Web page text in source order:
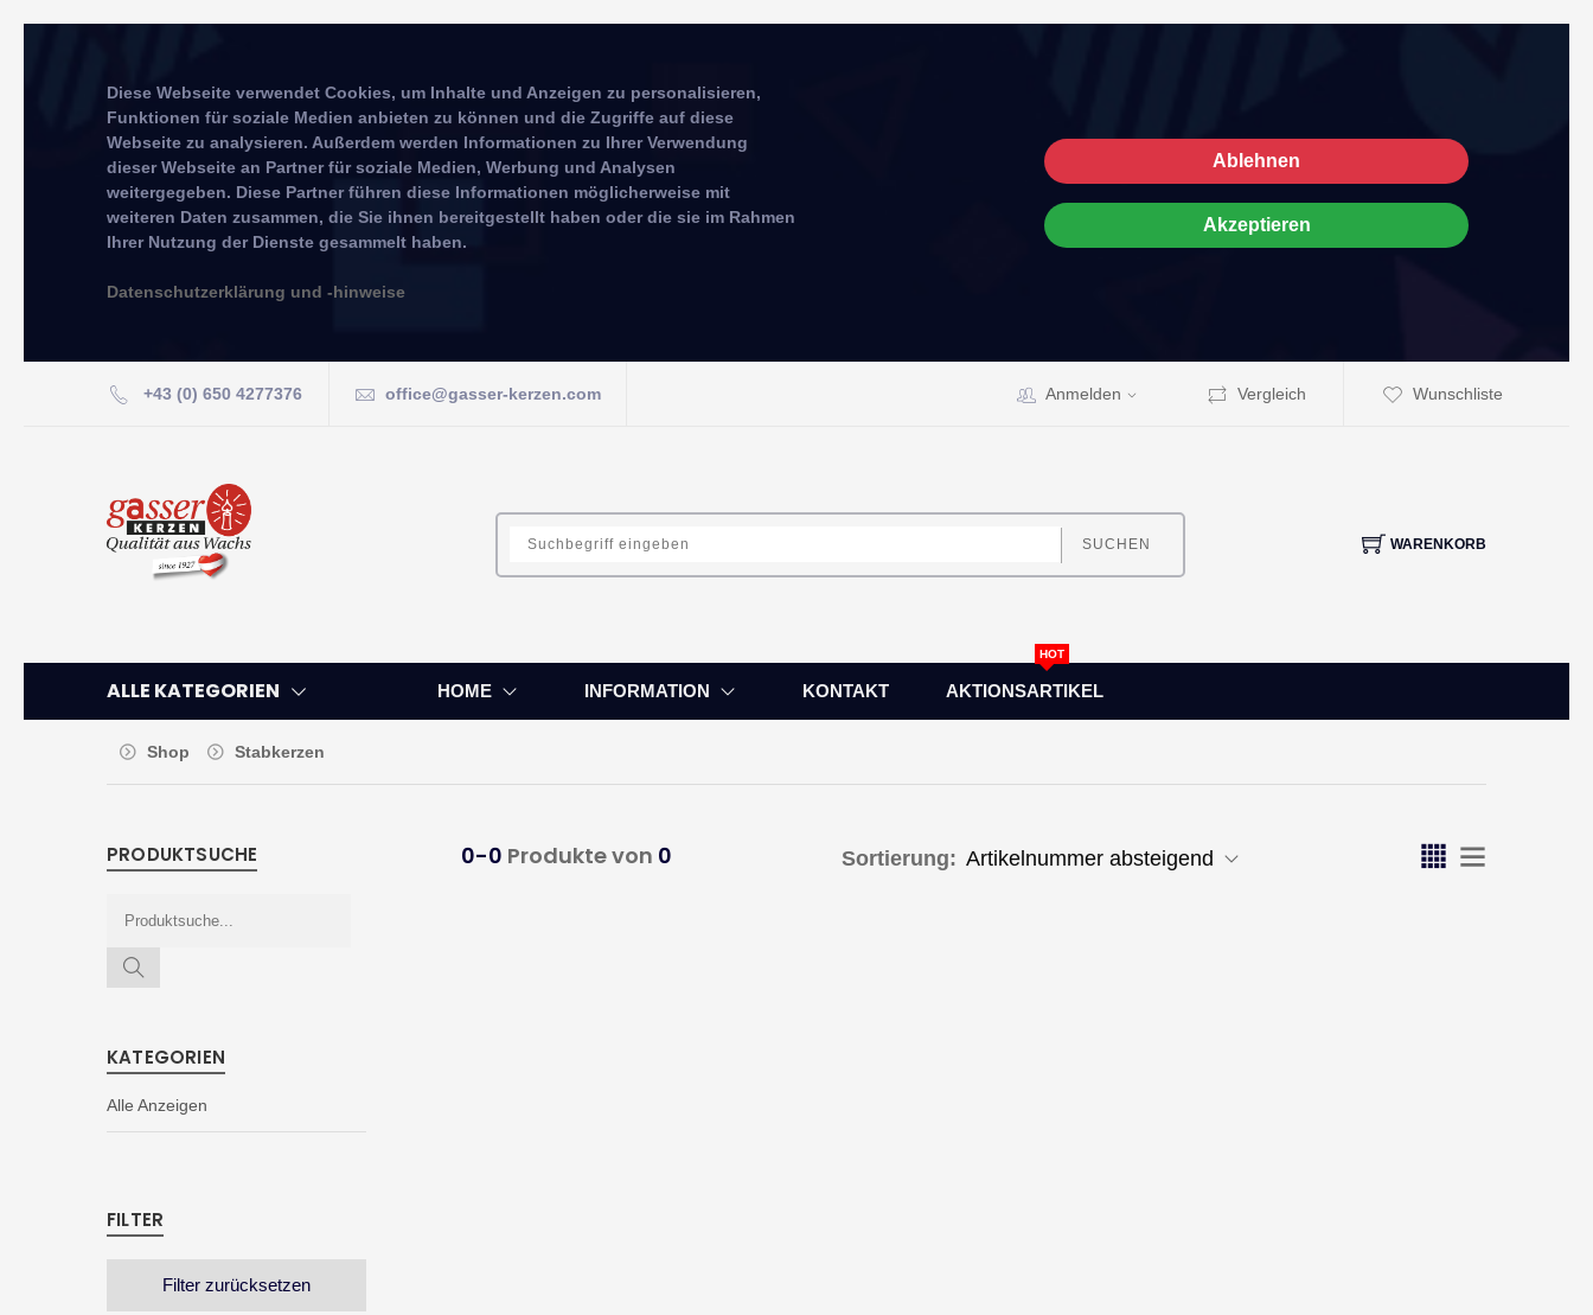
Diese Webseite verwendet Cookies, um Inhalte und Anzeigen zu personalisieren,
Funktionen für soziale Medien anbieten zu können und die Zugriffe auf diese
Webseite zu analysieren. Außerdem werden Informationen zu Ihrer Verwendung
dieser Webseite an Partner für soziale Medien, Werbung und Analysen
weitergegeben. Diese Partner führen diese Informationen möglicherweise mit
weiteren Daten zusammen, die Sie ihnen bereitgestellt haben oder die sie im Rahmen
Ihrer Nutzung der Dienste gesammelt haben.
Datenschutzerklärung und -hinweise
Ablehnen
Akzeptieren
+43 (0) 650 4277376 office@gasser-kerzen.com Anmelden Vergleich Wunschliste
SUCHEN WARENKORB
ALLE KATEGORIEN HOME INFORMATION KONTAKT AKTIONSARTIKEL
HOT
Shop Stabkerzen
PRODUKTSUCHE
KATEGORIEN
Alle Anzeigen
FILTER
Filter zurücksetzen
0-0 Produkte von 0 Sortierung: